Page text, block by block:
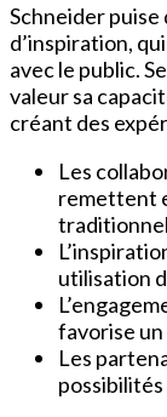
Schneider puise
d’inspiration,
avec le public.
valeur sa
créant des
Les
remettent
utilisation
favorise
Les